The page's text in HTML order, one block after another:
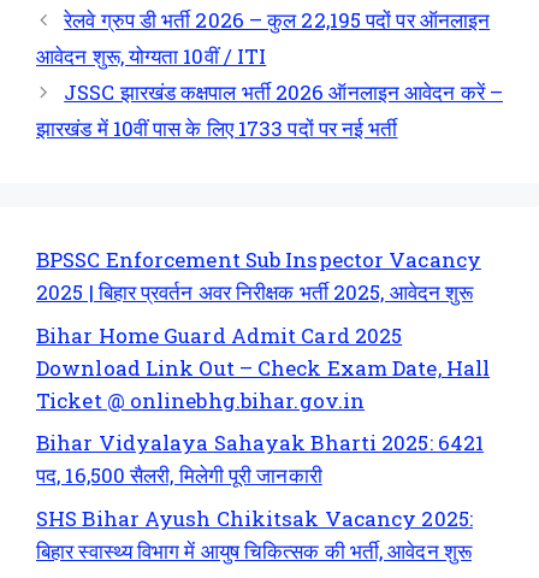
रेलवे ग्रुप डी भर्ती 2026 – कुल 22,195 पदों पर ऑनलाइन
आवेदन शुरू, योग्यता 10वीं / ITI
JSSC झारखंड कक्षपाल भर्ती 2026 ऑनलाइन आवेदन करें –
झारखंड में 10वीं पास के लिए 1733 पदों पर नई भर्ती
BPSSC Enforcement Sub Inspector Vacancy
2025 | बिहार प्रवर्तन अवर निरीक्षक भर्ती 2025, आवेदन शुरू
Bihar Home Guard Admit Card 2025
Download Link Out – Check Exam Date, Hall
Ticket @ onlinebhg.bihar.gov.in
Bihar Vidyalaya Sahayak Bharti 2025: 6421
पद, 16,500 सैलरी, मिलेगी पूरी जानकारी
SHS Bihar Ayush Chikitsak Vacancy 2025:
बिहार स्वास्थ्य विभाग में आयुष चिकित्सक की भर्ती, आवेदन शुरू